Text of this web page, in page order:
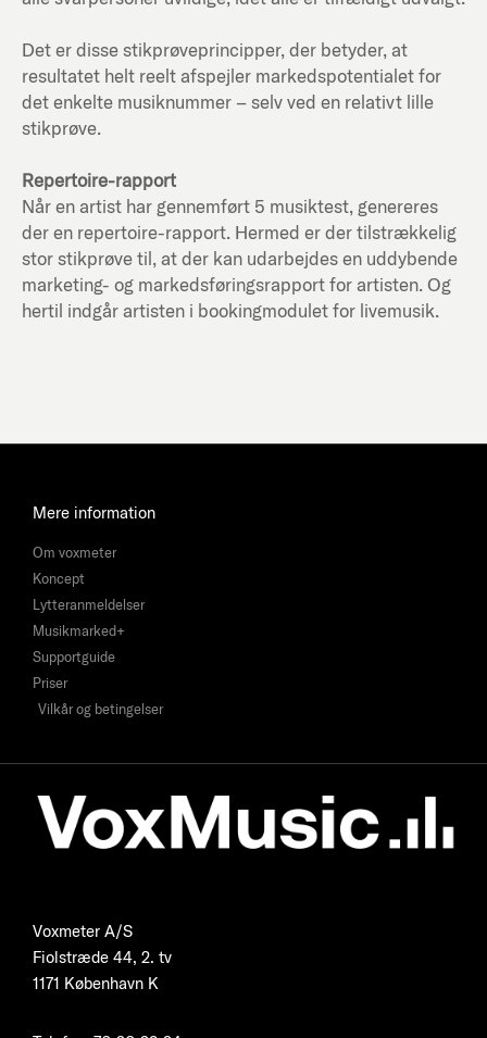
Det er disse stikprøveprincipper, der betyder, at
resultatet helt reelt afspejler markedspotentialet for
det enkelte musiknummer – selv ved en relativt lille
stikprøve.
Repertoire-rapport
Når en artist har gennemført 5 musiktest, genereres
der en repertoire-rapport. Hermed er der tilstrækkelig
stor stikprøve til, at der kan udarbejdes en uddybende
marketing- og markedsføringsrapport for artisten. Og
hertil indgår artisten i bookingmodulet for livemusik.
Mere information
Om voxmeter
Koncept
Lytteranmeldelser
Musikmarked+
Supportguide
Priser
Vilkår og betingelser
Voxmeter A/S
Fiolstræde 44, 2. tv
1171 København K